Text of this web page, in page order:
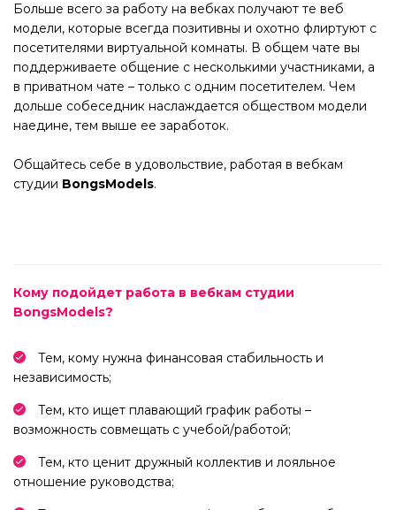
Больше всего за работу на вебках получают те веб
модели, которые всегда позитивны и охотно флиртуют с
посетителями виртуальной комнаты. В общем чате вы
поддерживаете общение с несколькими участниками, а
в приватном чате – только с одним посетителем. Чем
дольше собеседник наслаждается обществом модели
наедине, тем выше ее заработок.
Общайтесь себе в удовольствие, работая в вебкам
студии BongsModels.
Кому подойдет работа в вебкам студии
BongsModels?
Тем, кому нужна финансовая стабильность и
независимость;
Тем, кто ищет плавающий график работы –
возможность совмещать с учебой/работой;
Тем, кто ценит дружный коллектив и лояльное
отношение руководства;